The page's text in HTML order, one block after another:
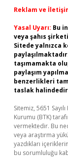
Reklam ve
Yasal Uyarı: Bu
veya şahıs
Sitede yalnızca
taşımamakta
paylaşım
benzerlikleri
taslak
Sitemiz, 5651
Kurumu (BTK)
vermektedir. Bu
veya araştırma
yazdıkları
bu sorumluluğu